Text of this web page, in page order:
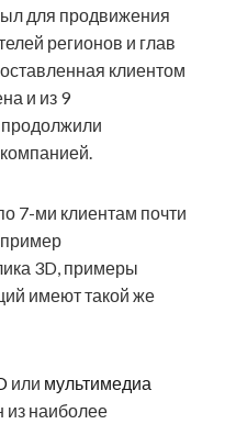
для продвижения
регионов и глав
клиентом
и из 9
продолжили
7-ми клиентам почти
3D, примеры
имеют такой же
или мультимедиа
из наиболее